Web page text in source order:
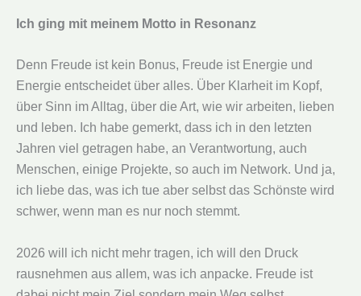
Ich ging mit meinem Motto in Resonanz
Denn Freude ist kein Bonus, Freude ist Energie und
Energie entscheidet über alles. Über Klarheit im Kopf,
über Sinn im Alltag, über die Art, wie wir arbeiten, lieben
und leben. Ich habe gemerkt, dass ich in den letzten
Jahren viel getragen habe, an Verantwortung, auch
Menschen, einige Projekte, so auch im Network. Und ja,
ich liebe das, was ich tue aber selbst das Schönste wird
schwer, wenn man es nur noch stemmt.
2026 will ich nicht mehr tragen, ich will den Druck
rausnehmen aus allem, was ich anpacke. Freude ist